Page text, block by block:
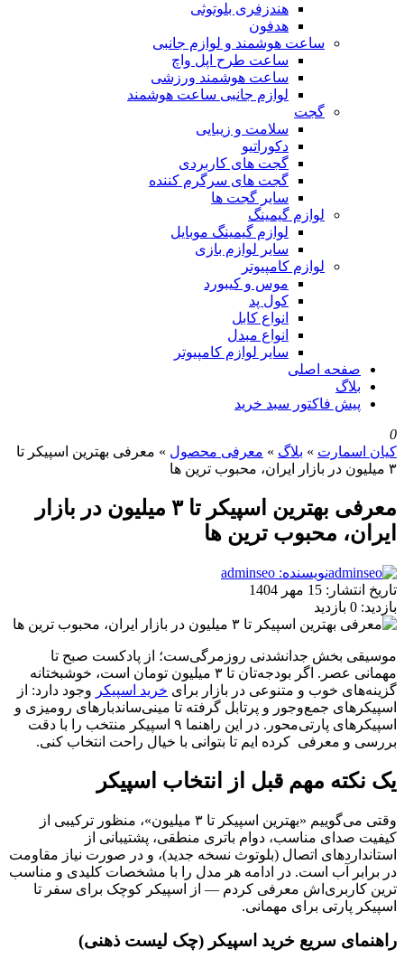
هندزفری بلوتوثی
هدفون
ساعت هوشمند و لوازم جانبی
ساعت طرح اپل واچ
ساعت هوشمند ورزشی
لوازم جانبی ساعت هوشمند
گجت
سلامت و زیبایی
دکوراتیو
گجت های کاربردی
گجت های سرگرم کننده
سایر گجت ها
لوازم گیمینگ
لوازم گیمینگ موبایل
سایر لوازم بازی
لوازم کامپیوتر
موس و کیبورد
کول پد
انواع کابل
انواع مبدل
سایر لوازم کامپیوتر
صفحه اصلی
بلاگ
پیش فاکتور سبد خرید
0
کیان اسمارت » بلاگ » معرفی محصول » معرفی بهترین اسپیکر تا
۳ میلیون در بازار ایران، محبوب ترین ها
معرفی بهترین اسپیکر تا ۳ میلیون در بازار
ایران، محبوب ترین ها
نویسنده: adminseo
تاریخ انتشار: 15 مهر 1404
بازدید: 0 بازدید
موسیقی بخش جدانشدنی روزمرگی‌ست؛ از پادکست صبح تا
مهمانی عصر. اگر بودجه‌تان تا ۳ میلیون تومان است، خوشبختانه
گزینه‌های خوب و متنوعی در بازار برای خرید اسپیکر وجود دارد: از
اسپیکرهای جمع‌وجور و پرتابل گرفته تا مینی‌ساندبارهای رومیزی و
اسپیکرهای پارتی‌محور. در این راهنما ۹ اسپیکر منتخب را با دقت
بررسی و معرفی کرده ایم تا بتوانی با خیال راحت انتخاب کنی.
یک نکته مهم قبل از انتخاب اسپیکر
وقتی می‌گوییم «بهترین اسپیکر تا ۳ میلیون»، منظور ترکیبی از
کیفیت صدای مناسب، دوام باتری منطقی، پشتیبانی از
استانداردهای اتصال (بلوتوث نسخه جدید)، و در صورت نیاز مقاومت
در برابر آب است. در ادامه هر مدل را با مشخصات کلیدی و مناسب‌
ترین کاربری‌اش معرفی کردم — از اسپیکر کوچک برای سفر تا
اسپیکر پارتی برای مهمانی.
راهنمای سریع خرید اسپیکر (چک‌ لیست ذهنی)